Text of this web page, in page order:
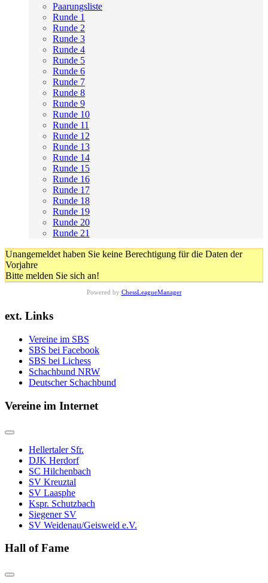
Paarungsliste
Runde 1
Runde 2
Runde 3
Runde 4
Runde 5
Runde 6
Runde 7
Runde 8
Runde 9
Runde 10
Runde 11
Runde 12
Runde 13
Runde 14
Runde 15
Runde 16
Runde 17
Runde 18
Runde 19
Runde 20
Runde 21
Unangemeldet haben Sie keine Berechtigung für die Daten der
Vorjahre
Bitte melden Sie sich an!
Powered by ChessLeagueManager
ext. Links
Vereine im SBS
SBS bei Facebook
SBS bei Lichess
Schachbund NRW
Deutscher Schachbund
Vereine im Internet
Hellertaler Sfr.
DJK Herdorf
SC Hilchenbach
SV Kreuztal
SV Laasphe
Kspr. Schutzbach
Siegener SV
SV Weidenau/Geisweid e.V.
Hall of Fame